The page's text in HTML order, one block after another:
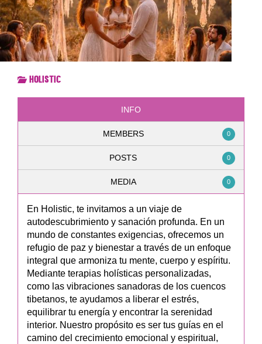
Holistic
INFO
MEMBERS 0
POSTS 0
MEDIA 0
En Holistic, te invitamos a un viaje de
autodescubrimiento y sanación profunda. En un
mundo de constantes exigencias, ofrecemos un
refugio de paz y bienestar a través de un enfoque
integral que armoniza tu mente, cuerpo y espíritu.
Mediante terapias holísticas personalizadas,
como las vibraciones sanadoras de los cuencos
tibetanos, te ayudamos a liberar el estrés,
equilibrar tu energía y encontrar la serenidad
interior. Nuestro propósito es ser tus guías en el
camino del crecimiento emocional y espiritual,